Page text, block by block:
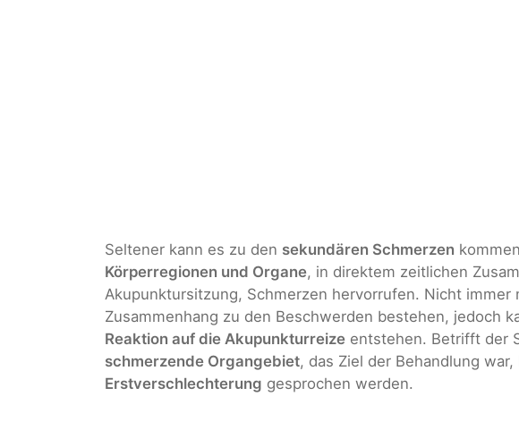
Seltener kann es zu den sekundären Schmerzen
Körperregionen und Organe, in direktem zeitlichen
Akupunktursitzung, Schmerzen hervorrufen. Nicht immer
Zusammenhang zu den Beschwerden bestehen, jedoch
Reaktion auf die Akupunkturreize entstehen. Betrifft der
schmerzende Organgebiet, das Ziel der Behandlung
Erstverschlechterung gesprochen werden.